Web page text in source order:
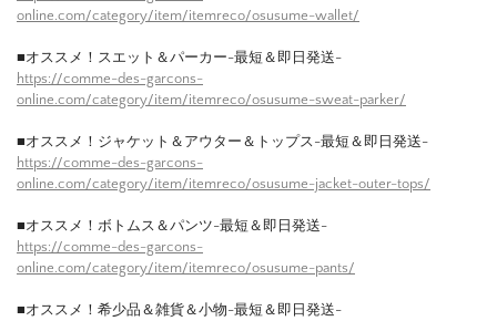
online.com/category/item/itemreco/osusume-wallet/
■オススメ！スエット＆パーカー-最短＆即日発送-
https://comme-des-garcons-
online.com/category/item/itemreco/osusume-sweat-parker/
■オススメ！ジャケット＆アウター＆トップス-最短＆即日発送-
https://comme-des-garcons-
online.com/category/item/itemreco/osusume-jacket-outer-tops/
■オススメ！ボトムス＆パンツ-最短＆即日発送-
https://comme-des-garcons-
online.com/category/item/itemreco/osusume-pants/
■オススメ！希少品＆雑貨＆小物-最短＆即日発送-